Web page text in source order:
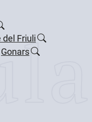
del Friuli
Gonars